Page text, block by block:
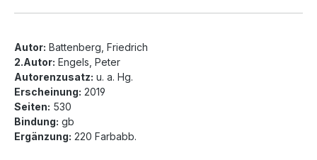
Autor: Battenberg, Friedrich
2.Autor: Engels, Peter
Autorenzusatz: u. a. Hg.
Erscheinung: 2019
Seiten: 530
Bindung: gb
Ergänzung: 220 Farbabb.